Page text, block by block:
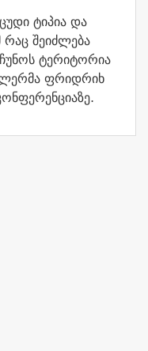
ტიპია და
რაც შეიძლება
ტერიტორია
ფრიდრიხ